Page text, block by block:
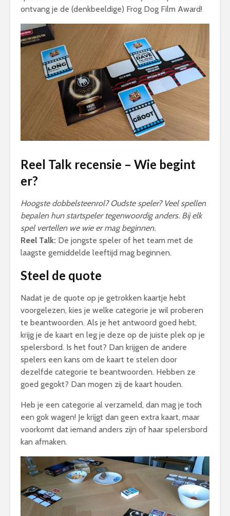
ontvang je de (denkbeeldige) Frog Dog Film Award!
Reel Talk recensie – Wie begint
er?
Hoogste dobbelsteenrol? Oudste speler? Veel spellen
bepalen hun startspeler tegenwoordig anders. Bij elk
spel vertellen we wie er mag beginnen.
Reel Talk: De jongste speler of het team met de
laagste gemiddelde leeftijd mag beginnen.
Steel de quote
Nadat je de quote op je getrokken kaartje hebt
voorgelezen, kies je welke categorie je wil proberen
te beantwoorden. Als je het antwoord goed hebt,
krijg je de kaart en leg je deze op de juiste plek op je
spelersbord. Is het fout? Dan krijgen de andere
spelers een kans om de kaart te stelen door
dezelfde categorie te beantwoorden. Hebben ze
goed gegokt? Dan mogen zij de kaart houden.
Heb je een categorie al verzameld, dan mag je toch
een gok wagen! Je krijgt dan geen extra kaart, maar
voorkomt dat iemand anders zijn of haar spelersbord
kan afmaken.